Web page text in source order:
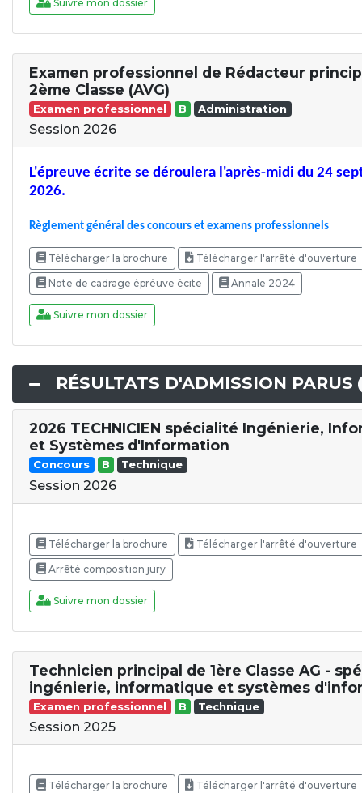
Suivre mon dossier
Examen professionnel de Rédacteur
2ème Classe (AVG)
Examen professionnel B Administration
Session 2026
L'épreuve écrite se déroulera l'après-midi du 24
2026.
Règlement général des concours et examens professionnels
Télécharger la brochure Télécharger l'arrêté d'ouverture
Note de cadrage épréuve écite Annale 2024
Suivre mon dossier
RÉSULTATS D'ADMISSION PARUS
2026 TECHNICIEN spécialité Ingénierie,
et Systèmes d'Information
Concours B Technique
Session 2026
Télécharger la brochure Télécharger l'arrêté d'ouverture
Arrêté composition jury
Suivre mon dossier
Technicien principal de 1ère Classe AG -
ingénierie, informatique et systèmes
Examen professionnel B Technique
Session 2025
Télécharger la brochure Télécharger l'arrêté d'ouverture